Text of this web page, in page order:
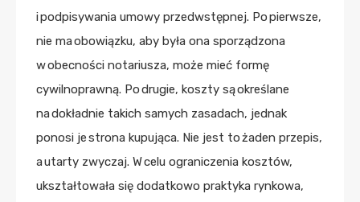
i podpisywania umowy przedwstępnej. Po pierwsze,
nie ma obowiązku, aby była ona sporządzona
w obecności notariusza, może mieć formę
cywilnoprawną. Po drugie, koszty są określane
na dokładnie takich samych zasadach, jednak
ponosi je strona kupująca. Nie jest to żaden przepis,
a utarty zwyczaj. W celu ograniczenia kosztów,
ukształtowała się dodatkowo praktyka rynkowa,